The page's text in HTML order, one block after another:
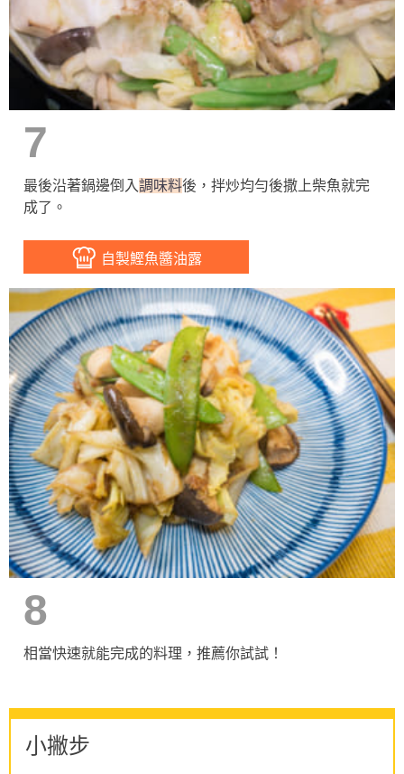
7
最後沿著鍋邊倒入調味料後，拌炒均勻後撒上柴魚就完
成了。
自製鰹魚醬油露
8
相當快速就能完成的料理，推薦你試試！
小撇步